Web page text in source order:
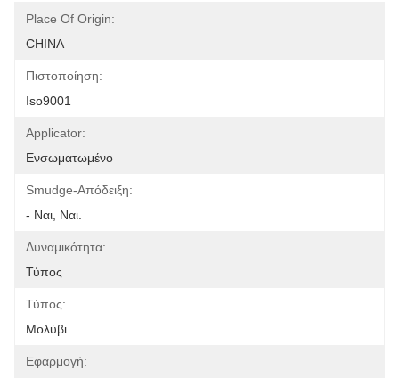
Place Of Origin:
CHINA
Πιστοποίηση:
Iso9001
Applicator:
Ενσωματωμένο
Smudge-Απόδειξη:
- Ναι, Ναι.
Δυναμικότητα:
Τύπος
Τύπος:
Μολύβι
Εφαρμογή: